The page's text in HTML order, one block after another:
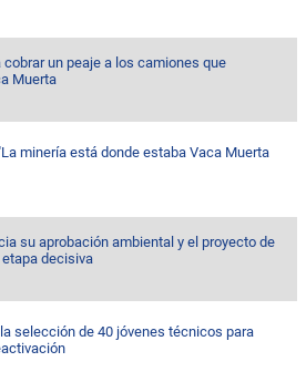
cobrar un peaje a los camiones que
Muerta
minería está donde estaba Vaca Muerta
su aprobación ambiental y el proyecto de
etapa decisiva
selección de 40 jóvenes técnicos para